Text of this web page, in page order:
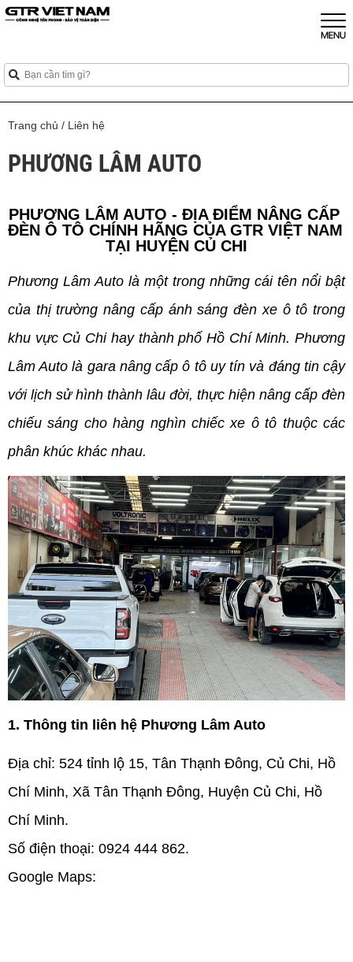
Trang chủ / Liên hệ
PHƯƠNG LÂM AUTO
PHƯƠNG LÂM AUTO - ĐỊA ĐIỂM NÂNG CẤP
ĐÈN Ô TÔ CHÍNH HÃNG CỦA GTR VIỆT NAM
TẠI HUYỆN CỦ CHI
Phương Lâm Auto là một trong những cái tên nổi bật
của thị trường nâng cấp ánh sáng đèn xe ô tô trong
khu vực Củ Chi hay thành phố Hồ Chí Minh. Phương
Lâm Auto là gara nâng cấp ô tô uy tín và đáng tin cậy
với lịch sử hình thành lâu đời, thực hiện nâng cấp đèn
chiếu sáng cho hàng nghìn chiếc xe ô tô thuộc các
phân khúc khác nhau.
1. Thông tin liên hệ Phương Lâm Auto
Địa chỉ: 524 tỉnh lộ 15, Tân Thạnh Đông, Củ Chi, Hồ
Chí Minh, Xã Tân Thạnh Đông, Huyện Củ Chi, Hồ
Chí Minh.
Số điện thoại: 0924 444 862.
Google Maps: